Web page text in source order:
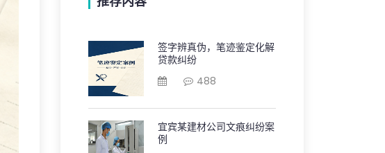
签字辨真伪，笔迹鉴定化解
贷款纠纷
488
宜宾某建材公司文痕纠纷案
例